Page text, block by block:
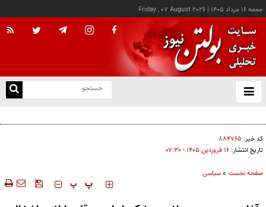
جمعه ۱۶ مرداد ۱۴۰۵ |
Friday , 07 August 2026
باز
و
کد خبر: ۸۸۴۷۶۵
تاریخ انتشار: ۱۶ فروردين ۱۴۰۵ - ۰۷:۳۰
صفحه نخست »سیاسی
‍‍‍ پ پ